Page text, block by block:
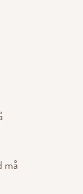
må